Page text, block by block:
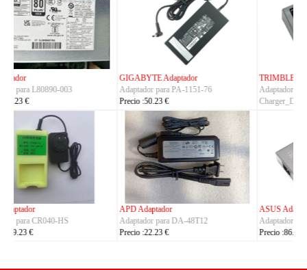
TRIMBLE Adaptador
Adaptador para
Charger_Dual_Battery_Slot
Precio :149.23 €
ASUS Adaptador
Adaptador para A14-150P1A
Precio :42.23 €
ASUS Adaptador
Adaptador para ADP-380AB_B
Precio :86.23 €
OLYMPUS Adaptador
Adaptador para CH4000
Precio :100.23 €